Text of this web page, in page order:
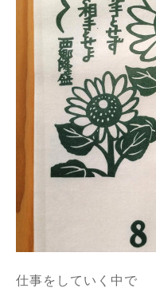
仕事をしていく中で